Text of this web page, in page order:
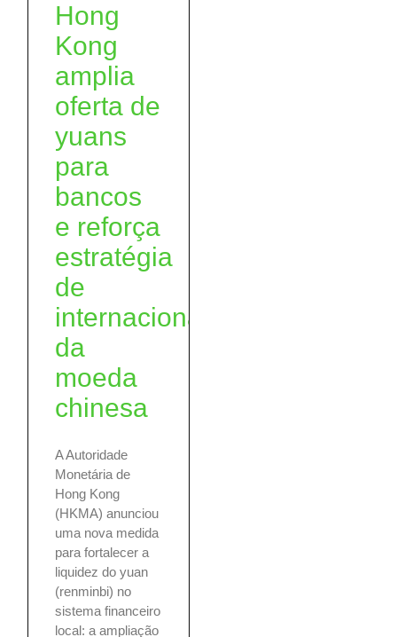
Hong
Kong
amplia
oferta de
yuans
para
bancos
e reforça
estratégia
de
internacionalização
da
moeda
chinesa
A Autoridade
Monetária de
Hong Kong
(HKMA) anunciou
uma nova medida
para fortalecer a
liquidez do yuan
(renminbi) no
sistema financeiro
local: a ampliação